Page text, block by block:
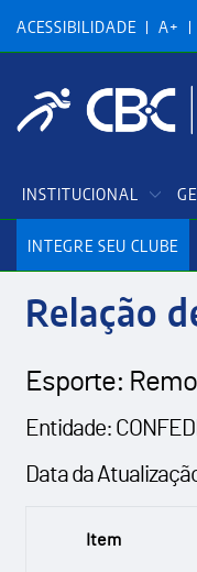
para
conteúdo
ACESSIBILIDADE A+
Principal
INSTITUCIONAL
INTEGRE SEU CLUBE
Relação
Esporte: Remo
Entidade:
Data da
Item